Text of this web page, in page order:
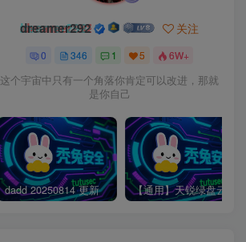
dreamer292 关注
0 346 1 5 6W+
这个宇宙中只有一个角落你肯定可以改进，那就
是你自己
dadd 20250814 更新